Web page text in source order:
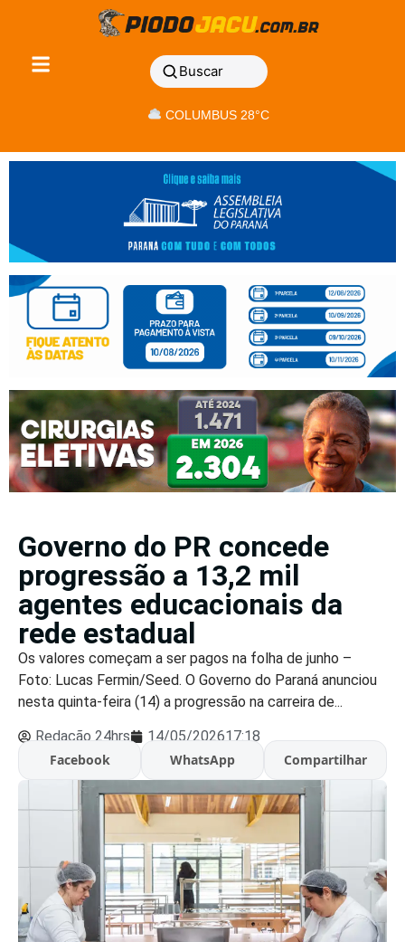
Buscar
COLUMBUS 28°C
Governo do PR concede
progressão a 13,2 mil
agentes educacionais da
rede estadual
Os valores começam a ser pagos na folha de junho –
Foto: Lucas Fermin/Seed. O Governo do Paraná anunciou
nesta quinta-feira (14) a progressão na carreira de...
Redação 24hrs 14/05/202617:18
Facebook
WhatsApp Compartilhar